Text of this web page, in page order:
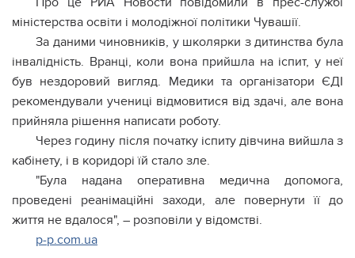
міністерства освіти і молодіжної політики Чувашії.
За даними чиновників, у школярки з дитинства була
інвалідність. Вранці, коли вона прийшла на іспит, у неї
був нездоровий вигляд. Медики та організатори ЄДІ
рекомендували учениці відмовитися від здачі, але вона
прийняла рішення написати роботу.
Через годину після початку іспиту дівчина вийшла з
кабінету, і в коридорі їй стало зле.
"Була надана оперативна медична допомога,
проведені реанімаційні заходи, але повернути її до
життя не вдалося", – розповіли у відомстві.
p-p.com.ua